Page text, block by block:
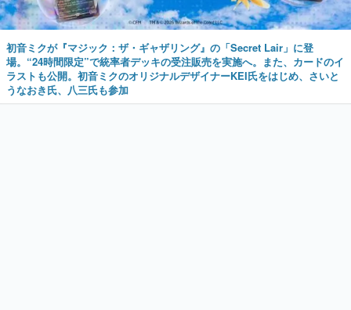
初音ミクが『マジック：ザ・ギャザリング』の「Secret Lair」に登
場。“24時間限定”で統率者デッキの受注販売を実施へ。また、カードのイ
ラストも公開。初音ミクのオリジナルデザイナーKEI氏をはじめ、さいと
うなおき氏、八三氏も参加